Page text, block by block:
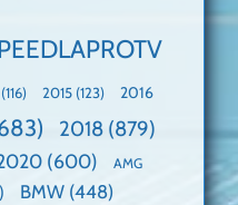
dube
EV3
câștigătoare,
domină
(116) 2015 (123) 2016
2018 (879)
(600)
AMG
BMW (448)